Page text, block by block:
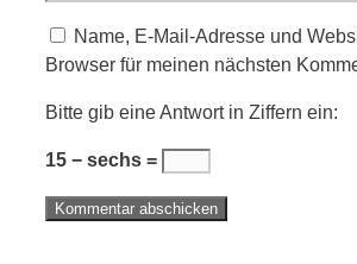
Name, E-Mail-Adresse und
Browser für meinen nächsten
Bitte gib eine Antwort in Ziffern ein:
15 − sechs =